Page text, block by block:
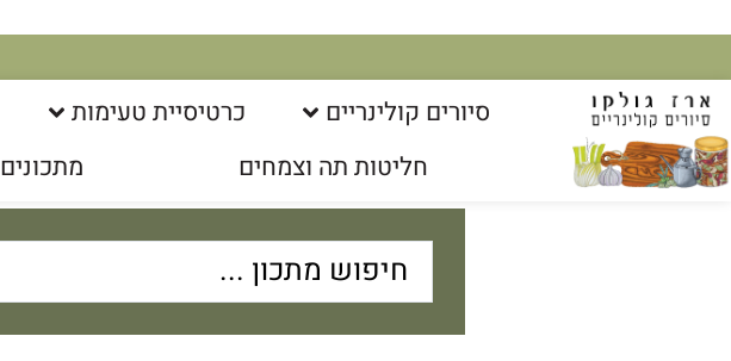
סיורים קולינריים​ כרטיסיית טעימות
חליטות תה וצמחים
מתכונים